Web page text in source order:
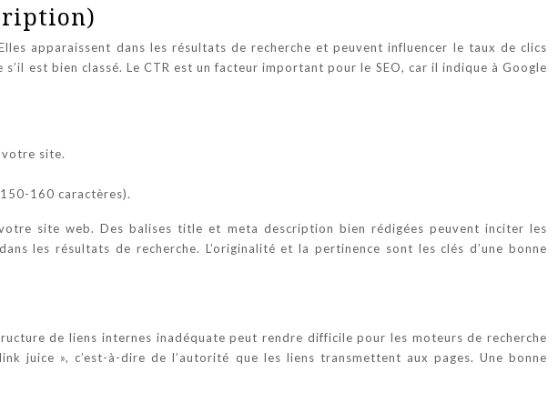
apparaissent dans les résultats de recherche et peuvent influencer le taux de clics
est bien classé. Le CTR est un facteur important pour le SEO, car il indique à Google
site.
160 caractères).
site web. Des balises title et meta description bien rédigées peuvent inciter les
les résultats de recherche. L’originalité et la pertinence sont les clés d’une bonne
de liens internes inadéquate peut rendre difficile pour les moteurs de recherche
juice », c’est-à-dire de l’autorité que les liens transmettent aux pages. Une bonne